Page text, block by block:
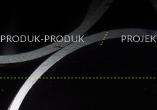
PRODUK-PRODUK PROJEK